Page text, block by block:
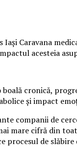
Caravana
acesteia
cronică,
și impact
companii de
mare cifră din
procesul de